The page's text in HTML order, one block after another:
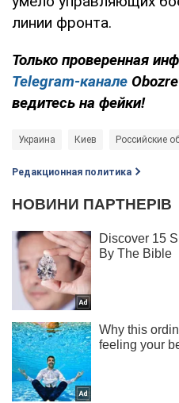
линии фронта.
Только проверенная
Telegram-канале
ведитесь на фейки!
Украина Киев Российские
Редакционная политика